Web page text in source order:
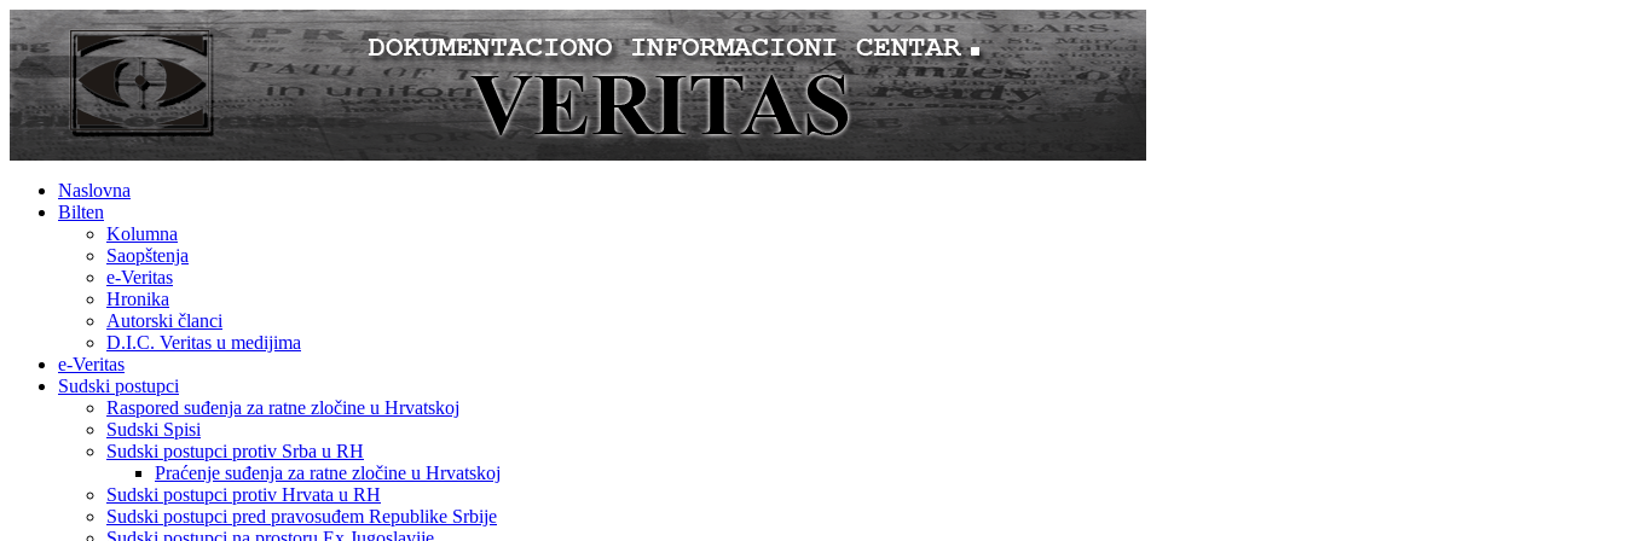
Naslovna
Bilten
Kolumna
Saopštenja
e-Veritas
Hronika
Autorski članci
D.I.C. Veritas u medijima
e-Veritas
Sudski postupci
Raspored suđenja za ratne zločine u Hrvatskoj
Sudski Spisi
Sudski postupci protiv Srba u RH
Praćenje suđenja za ratne zločine u Hrvatskoj
Sudski postupci protiv Hrvata u RH
Sudski postupci pred pravosuđem Republike Srbije